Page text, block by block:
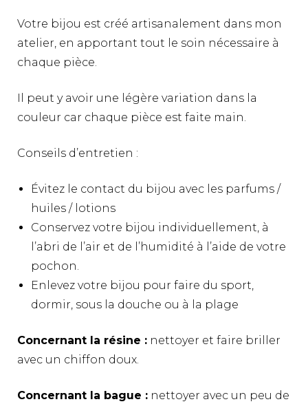
Votre bijou est créé artisanalement dans mon
atelier, en apportant tout le soin nécessaire à
chaque pièce.
Il peut y avoir une légère variation dans la
couleur car chaque pièce est faite main.
Conseils d’entretien :
Évitez le contact du bijou avec les parfums /
huiles / lotions
Conservez votre bijou individuellement, à
l’abri de l’air et de l’humidité à l’aide de votre
pochon.
Enlevez votre bijou pour faire du sport,
dormir, sous la douche ou à la plage
Concernant la résine : nettoyer et faire briller
avec un chiffon doux.
Concernant la bague : nettoyer avec un peu de